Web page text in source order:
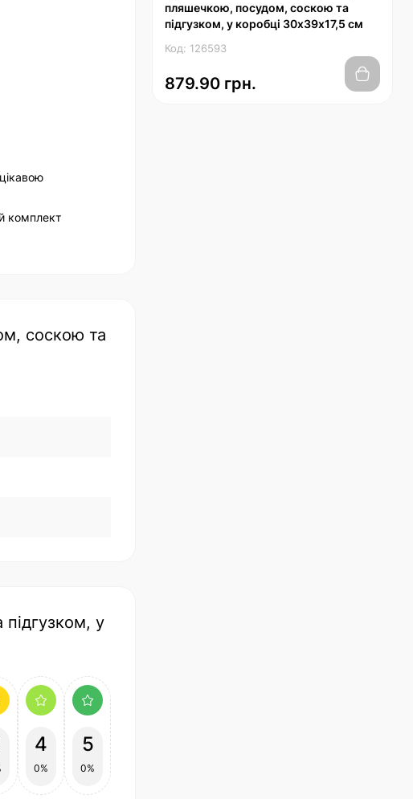
комплект
соскою та
у
4
0%
5
0%
пляшечкою, посудом, соскою та
підгузком, у коробці 30х39х17,5 см
Код: 126593
879.90 грн.